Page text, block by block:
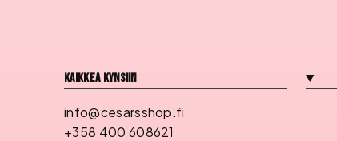
Kaikkea kynsiin
info@cesarsshop.fi
+358 400 608621